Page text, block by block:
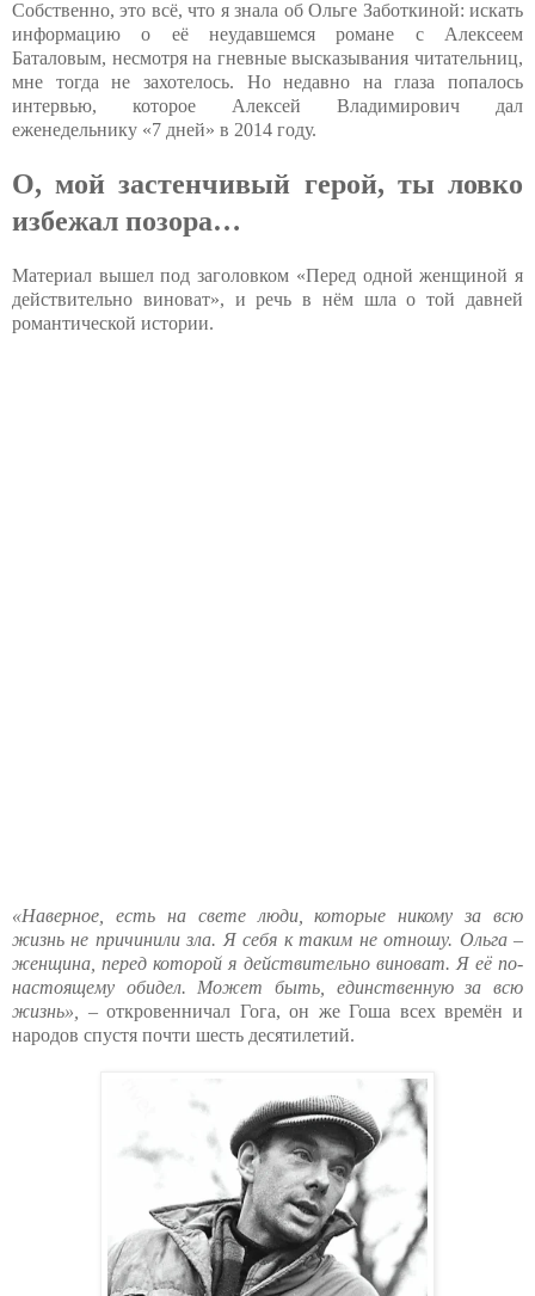
Собственно, это всё, что я знала об Ольге Заботкиной: искать
информацию о её неудавшемся романе с Алексеем
Баталовым, несмотря на гневные высказывания читательниц,
мне тогда не захотелось. Но недавно на глаза попалось
интервью, которое Алексей Владимирович дал
еженедельнику «7 дней» в 2014 году.
О, мой застенчивый герой, ты ловко
избежал позора…
Материал вышел под заголовком «Перед одной женщиной я
действительно виноват», и речь в нём шла о той давней
романтической истории.
«Наверное, есть на свете люди, которые никому за всю
жизнь не причинили зла. Я себя к таким не отношу. Ольга –
женщина, перед которой я действительно виноват. Я её по-
настоящему обидел. Может быть, единственную за всю
жизнь», – откровенничал Гога, он же Гоша всех времён и
народов спустя почти шесть десятилетий.